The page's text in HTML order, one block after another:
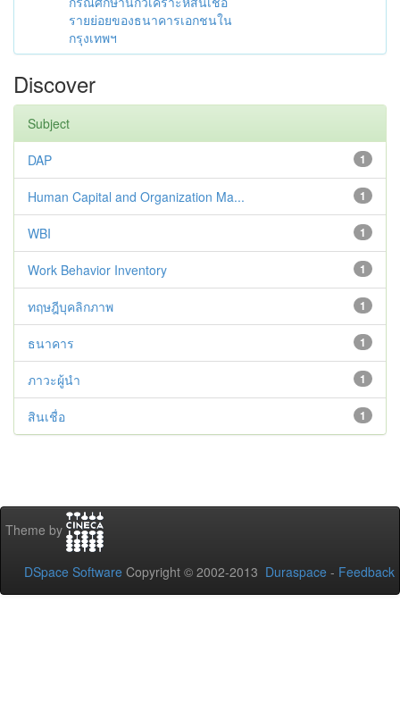
รายย่อยของธนาคารเอกชนใน
กรุงเทพฯ
Discover
Subject
1
DAP
1
Human Capital and Organization Ma...
1
WBI
1
Work Behavior Inventory
1
ทฤษฎีบุคลิกภาพ
1
ธนาคาร
1
ภาวะผู้นำ
1
สินเชื่อ
Theme by
DSpace Software Copyright © 2002-2013 Duraspace - Feedback